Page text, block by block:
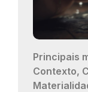
Principais
Contexto,